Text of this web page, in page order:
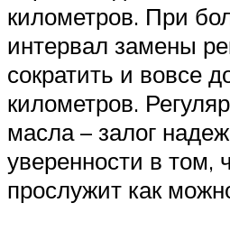
километров. При
интервал замены
сократить и вовсе
километров.
масла – залог
уверенности в том,
прослужит как